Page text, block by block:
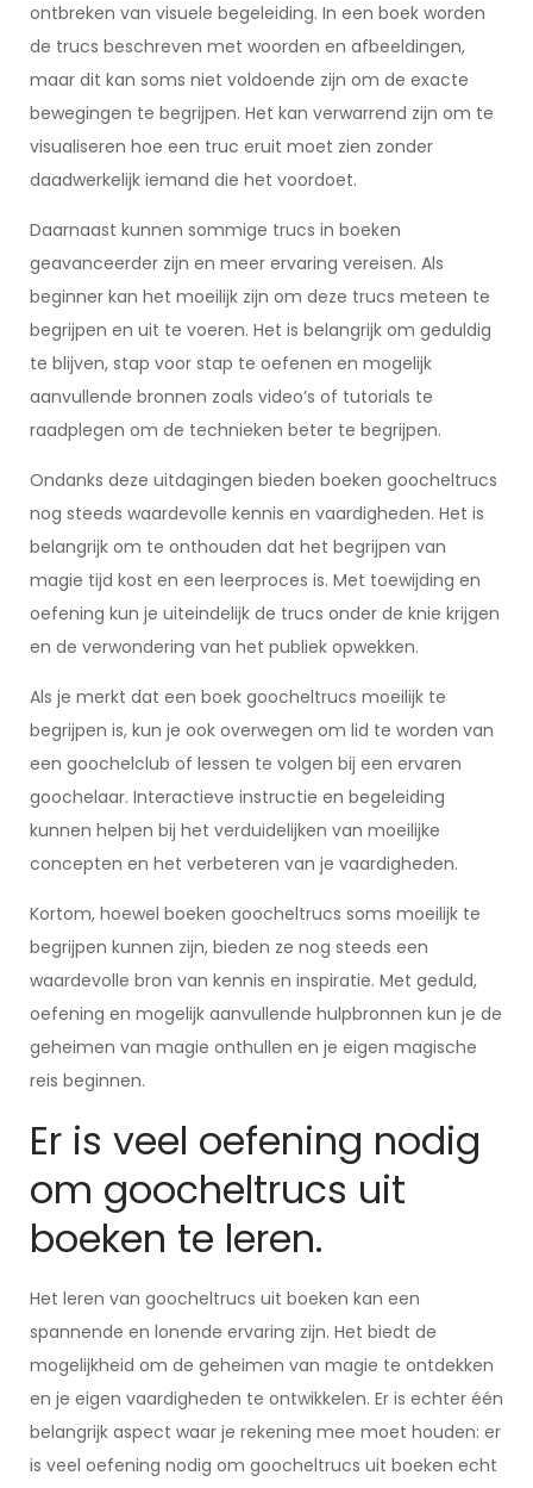
ontbreken van visuele begeleiding. In een boek worden
de trucs beschreven met woorden en afbeeldingen,
maar dit kan soms niet voldoende zijn om de exacte
bewegingen te begrijpen. Het kan verwarrend zijn om te
visualiseren hoe een truc eruit moet zien zonder
daadwerkelijk iemand die het voordoet.
Daarnaast kunnen sommige trucs in boeken
geavanceerder zijn en meer ervaring vereisen. Als
beginner kan het moeilijk zijn om deze trucs meteen te
begrijpen en uit te voeren. Het is belangrijk om geduldig
te blijven, stap voor stap te oefenen en mogelijk
aanvullende bronnen zoals video’s of tutorials te
raadplegen om de technieken beter te begrijpen.
Ondanks deze uitdagingen bieden boeken goocheltrucs
nog steeds waardevolle kennis en vaardigheden. Het is
belangrijk om te onthouden dat het begrijpen van
magie tijd kost en een leerproces is. Met toewijding en
oefening kun je uiteindelijk de trucs onder de knie krijgen
en de verwondering van het publiek opwekken.
Als je merkt dat een boek goocheltrucs moeilijk te
begrijpen is, kun je ook overwegen om lid te worden van
een goochelclub of lessen te volgen bij een ervaren
goochelaar. Interactieve instructie en begeleiding
kunnen helpen bij het verduidelijken van moeilijke
concepten en het verbeteren van je vaardigheden.
Kortom, hoewel boeken goocheltrucs soms moeilijk te
begrijpen kunnen zijn, bieden ze nog steeds een
waardevolle bron van kennis en inspiratie. Met geduld,
oefening en mogelijk aanvullende hulpbronnen kun je de
geheimen van magie onthullen en je eigen magische
reis beginnen.
Er is veel oefening nodig
om goocheltrucs uit
boeken te leren.
Het leren van goocheltrucs uit boeken kan een
spannende en lonende ervaring zijn. Het biedt de
mogelijkheid om de geheimen van magie te ontdekken
en je eigen vaardigheden te ontwikkelen. Er is echter één
belangrijk aspect waar je rekening mee moet houden: er
is veel oefening nodig om goocheltrucs uit boeken echt